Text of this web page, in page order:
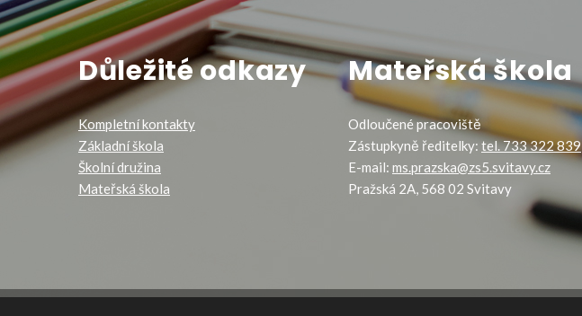
Důležité odkazy
Kompletní kontakty
Základní škola
Školní družina
Mateřská škola
Mateřská škola
Odloučené pracoviště
Zástupkyně ředitelky: tel. 733 322 839
E-mail: ms.prazska@zs5.svitavy.cz
Pražská 2A, 568 02 Svitavy